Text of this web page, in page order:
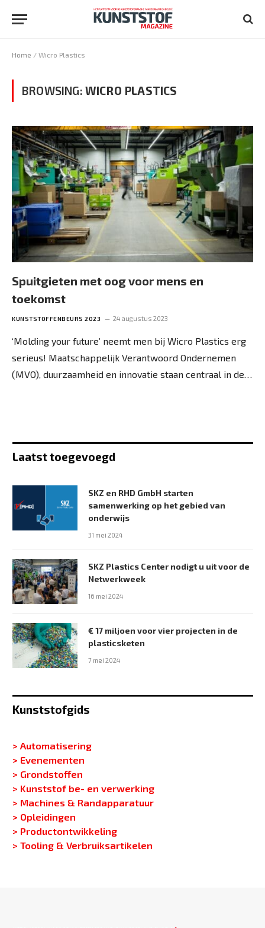
Home / Wicro Plastics
BROWSING: WICRO PLASTICS
Spuitgieten met oog voor mens en
toekomst
KUNSTSTOFFENBEURS 2023 24 augustus 2023
‘Molding your future’ neemt men bij Wicro Plastics erg
serieus! Maatschappelijk Verantwoord Ondernemen
(MVO), duurzaamheid en innovatie staan centraal in de…
Laatst toegevoegd
SKZ en RHD GmbH starten
samenwerking op het gebied van
onderwijs
31 mei 2024
SKZ Plastics Center nodigt u uit voor de
Netwerkweek
16 mei 2024
€ 17 miljoen voor vier projecten in de
plasticsketen
7 mei 2024
Kunststofgids
> Automatisering
> Evenementen
> Grondstoffen
> Kunststof be- en verwerking
> Machines & Randapparatuur
> Opleidingen
> Productontwikkeling
> Tooling & Verbruiksartikelen